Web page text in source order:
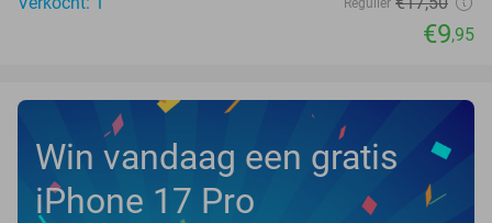
€9,95
Win vandaag een gratis
iPhone 17 Pro